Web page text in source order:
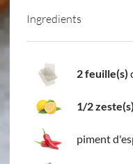
Ingredients
2 feuille(s)
1/2 zeste(s)
piment